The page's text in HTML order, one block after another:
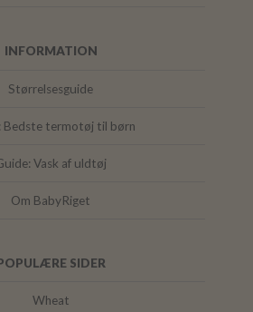
INFORMATION
Størrelsesguide
Bedste termotøj til børn
Vask af uldtøj
Om BabyRiget
SIDER
Wheat